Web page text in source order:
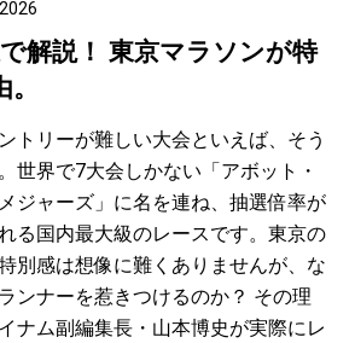
#SNEAKER #OUTDOOR
HANDBOOK
解説！ 東京マラソンが特
トリーが難しい大会といえば、そう
世界で7大会しかない「アボット・
ジャーズ」に名を連ね、抽選倍率が
る国内最大級のレースです。東京の
別感は想像に難くありませんが、な
ンナーを惹きつけるのか？ その理
ナム副編集長・山本博史が実際にレ